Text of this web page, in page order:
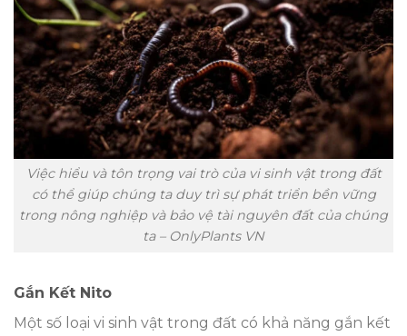
Việc hiểu và tôn trọng vai trò của vi sinh vật trong đất
có thể giúp chúng ta duy trì sự phát triển bền vững
trong nông nghiệp và bảo vệ tài nguyên đất của chúng
ta – OnlyPlants VN
Gắn Kết Nito
Một số loại vi sinh vật trong đất có khả năng gắn kết